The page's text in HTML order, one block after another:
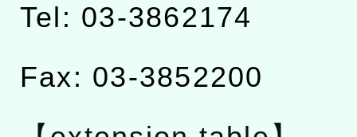
Tel: 03-3862174
Fax: 03-3852200